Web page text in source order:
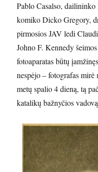
Pablo Casalso,
komiko Dicko Gregory,
pirmosios JAV ledi
Johno F. Kennedy
fotoaparatas būtų
nespėjo – fotografas
metų spalio 4 dieną, tą
katalikų bažnyčios